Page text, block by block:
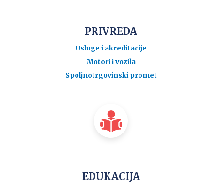
PRIVREDA
Usluge i akreditacije
Motori i vozila
Spoljnotrgovinski promet
EDUKACIJA